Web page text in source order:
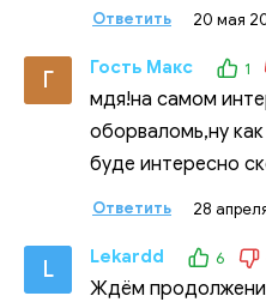
Ответить 20 мая
Г Гость Макс 1
мдя!на самом
оборваломь,ну
буде интересно
Ответить 28
L Lekardd 6
Ждём